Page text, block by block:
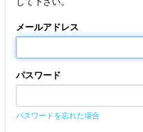
メールアドレス
パスワード
パスワードを忘れた場合